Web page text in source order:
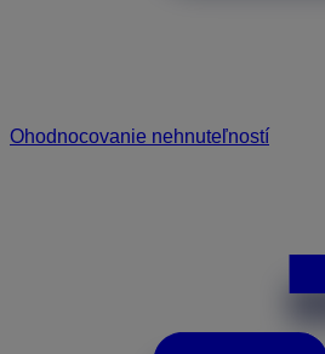
Ohodnocovanie nehnuteľností